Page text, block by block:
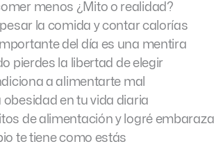
menos ¿Mito o realidad?
la comida y contar calorías
del día es una mentira
pierdes la libertad de elegir
a alimentarte mal
en tu vida diaria
de alimentación y logré
te tiene como estás